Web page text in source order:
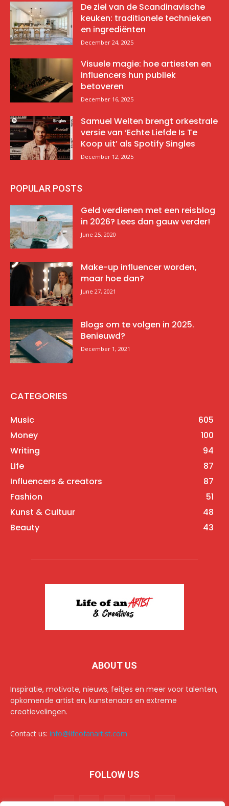
De ziel van de Scandinavische
keuken: traditionele technieken
en ingrediënten
December 24, 2025
Visuele magie: hoe artiesten en
influencers hun publiek
betoveren
December 16, 2025
Samuel Welten brengt orkestrale
versie van ‘Echte Liefde Is Te
Koop uit’ als Spotify Singles
December 12, 2025
POPULAR POSTS
Geld verdienen met een reisblog
in 2026? Lees dan gauw verder!
June 25, 2020
Make-up influencer worden,
maar hoe dan?
June 27, 2021
Blogs om te volgen in 2025.
Benieuwd?
December 1, 2021
CATEGORIES
Music
605
Money
100
Writing
94
Life
87
Influencers & creators
87
Fashion
51
Kunst & Cultuur
48
Beauty
43
ABOUT US
Inspiratie, motivate, nieuws, feitjes en meer voor talenten,
opkomende artist en, kunstenaars en extreme
creatievelingen.
Contact us: info@lifeofanartist.com
FOLLOW US